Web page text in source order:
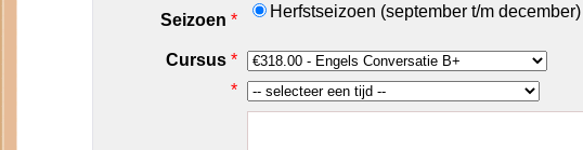
Seizoen * Herfstseizoen (september t/m december)
Cursus *
*